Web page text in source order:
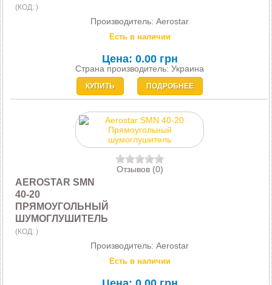
(КОД: )
Производитель: Aerostar
Есть в наличии
Цена: 0.00 грн
Страна производитель: Украина
КУПИТЬ ПОДРОБНЕЕ
Отзывов (0)
AEROSTAR SMN
40-20
ПРЯМОУГОЛЬНЫЙ
ШУМОГЛУШИТЕЛЬ
(КОД: )
Производитель: Aerostar
Есть в наличии